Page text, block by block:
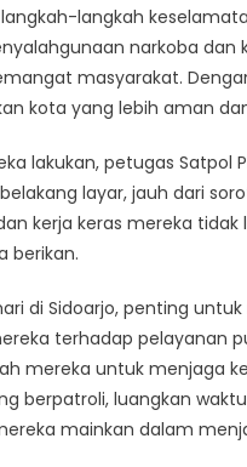
langkah
narkoba dan
masyarakat.
kota yang lebih aman
lakukan, petugas Satpol
layar, jauh dari
kerja keras mereka
berikan.
di Sidoarjo, penting
terhadap pelayanan
mereka untuk menjaga
berpatroli, luangkan
mainkan dalam